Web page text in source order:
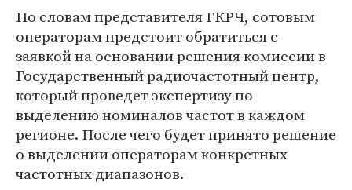
По словам представителя ГКРЧ, сотовым
операторам предстоит обратиться с
заявкой на основании решения комиссии в
Государственный радиочастотный центр,
который проведет экспертизу по
выделению номиналов частот в каждом
регионе. После чего будет принято решение
о выделении операторам конкретных
частотных диапазонов.